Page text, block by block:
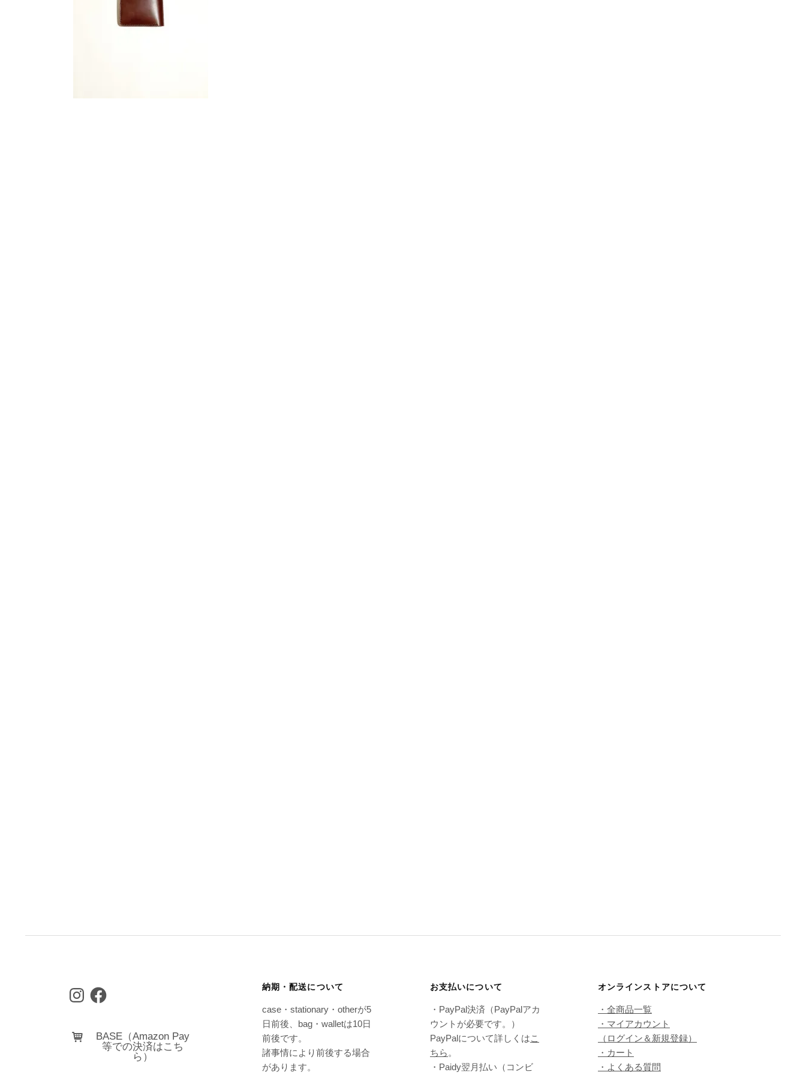
InstagramFacebook
BASE（Amazon Pay
等での決済はこち
ら）
納期・配送について
case・stationary・otherが5
日前後、bag・walletは10日
前後です。
諸事情により前後する場合
があります。
お支払いについて
・PayPal決済（PayPalアカ
ウントが必要です。）
PayPalについて詳しくはこ
ちら 。
・Paidy翌⽉払い（コンビ
オンラインストアについて
・全商品一覧
・マイアカウント
（ログイン＆新規登録）
・カート
・よくある質問